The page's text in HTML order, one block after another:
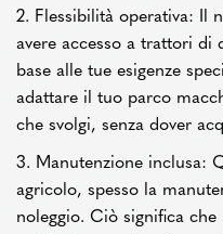
2. Flessibilità operativa: Il
avere accesso a trattori di
base alle tue esigenze
adattare il tuo parco
che svolgi, senza dover
3. Manutenzione inclusa:
agricolo, spesso la
noleggio. Ciò significa